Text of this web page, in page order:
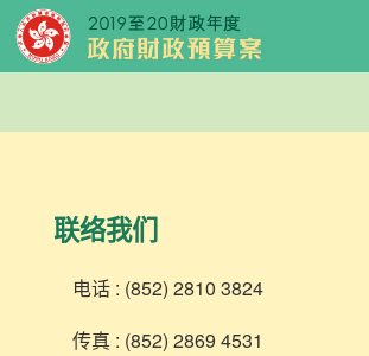
联络我们
电话 : (852) 2810 3824
传真 : (852) 2869 4531